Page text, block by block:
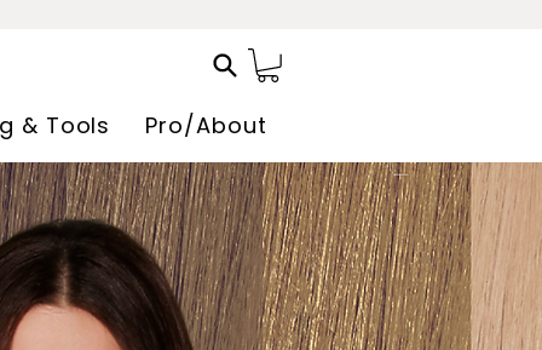
& Tools Pro/About